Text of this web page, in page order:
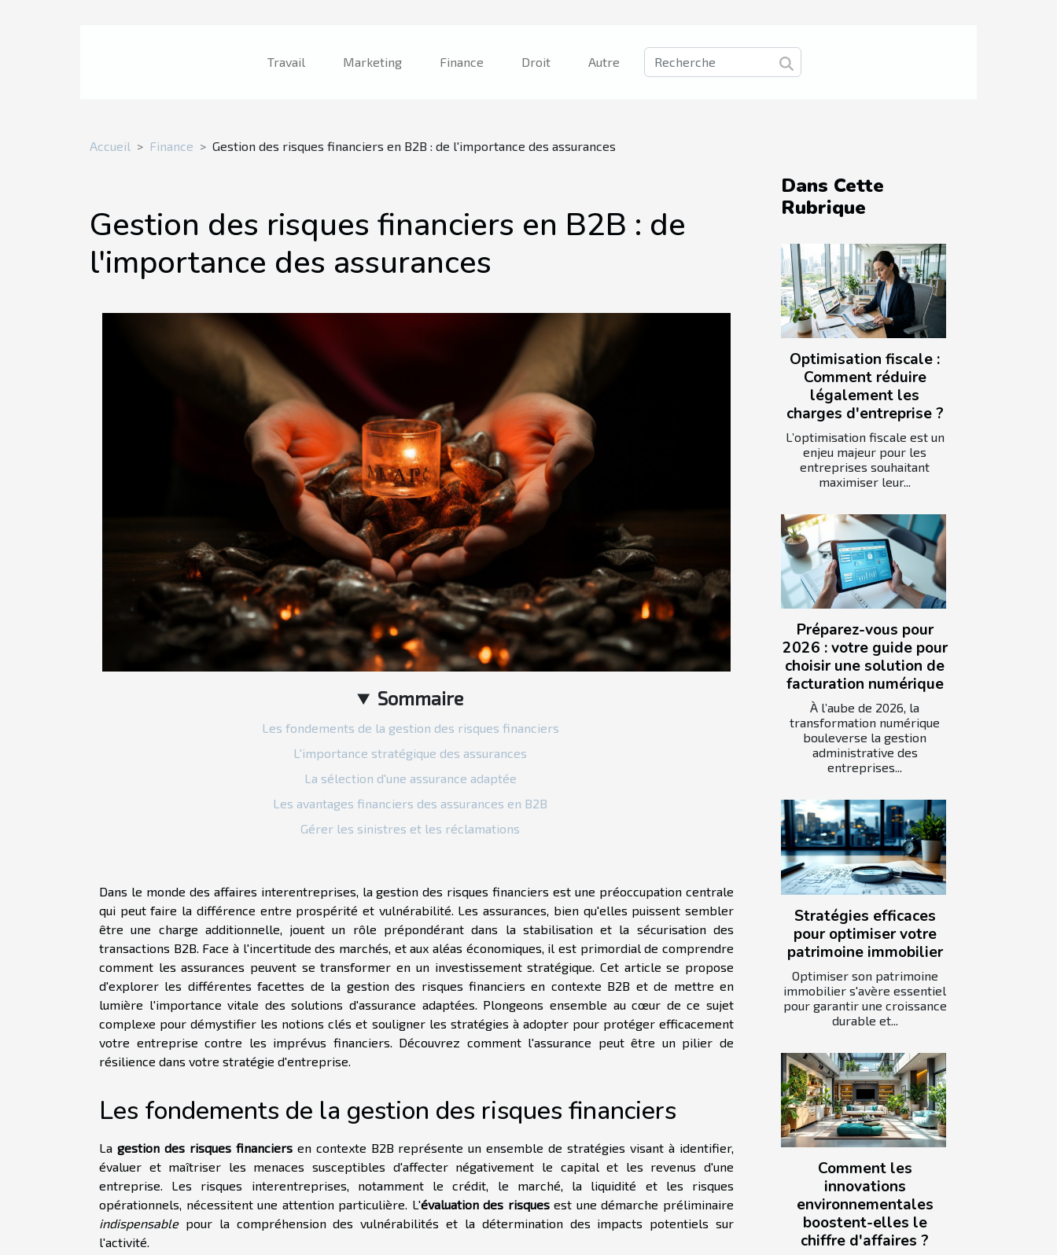
Travail Marketing Finance Droit Autre
Accueil Finance Gestion des risques financiers en B2B : de l'importance des assurances
Gestion des risques financiers en B2B : de
l'importance des assurances
Sommaire
Les fondements de la gestion des risques financiers
L'importance stratégique des assurances
La sélection d'une assurance adaptée
Les avantages financiers des assurances en B2B
Gérer les sinistres et les réclamations
Dans le monde des affaires interentreprises, la gestion des risques financiers est une préoccupation centrale
qui peut faire la différence entre prospérité et vulnérabilité. Les assurances, bien qu'elles puissent sembler
être une charge additionnelle, jouent un rôle prépondérant dans la stabilisation et la sécurisation des
transactions B2B. Face à l'incertitude des marchés, et aux aléas économiques, il est primordial de comprendre
comment les assurances peuvent se transformer en un investissement stratégique. Cet article se propose
d'explorer les différentes facettes de la gestion des risques financiers en contexte B2B et de mettre en
lumière l'importance vitale des solutions d'assurance adaptées. Plongeons ensemble au cœur de ce sujet
complexe pour démystifier les notions clés et souligner les stratégies à adopter pour protéger efficacement
votre entreprise contre les imprévus financiers. Découvrez comment l'assurance peut être un pilier de
résilience dans votre stratégie d'entreprise.
Les fondements de la gestion des risques financiers
La gestion des risques financiersen contexte B2B représente un ensemble de stratégies visant à identifier,
évaluer et maîtriser les menaces susceptibles d'affecter négativement le capital et les revenus d'une
entreprise. Les risques interentreprises, notamment le crédit, le marché, la liquidité et les risques
opérationnels, nécessitent une attention particulière. L'évaluation des risquesest une démarche préliminaire
indispensablepour la compréhension des vulnérabilités et la détermination des impacts potentiels sur
l'activité.
Dans Cette
Rubrique
Optimisation fiscale :
Comment réduire
légalement les
charges d'entreprise ?
L’optimisation fiscale est un
enjeu majeur pour les
entreprises souhaitant
maximiser leur...
Préparez-vous pour
2026 : votre guide pour
choisir une solution de
facturation numérique
À l’aube de 2026, la
transformation numérique
bouleverse la gestion
administrative des
entreprises...
Stratégies efficaces
pour optimiser votre
patrimoine immobilier
Optimiser son patrimoine
immobilier s'avère essentiel
pour garantir une croissance
durable et...
Comment les
innovations
environnementales
boostent-elles le
chiffre d'affaires ?